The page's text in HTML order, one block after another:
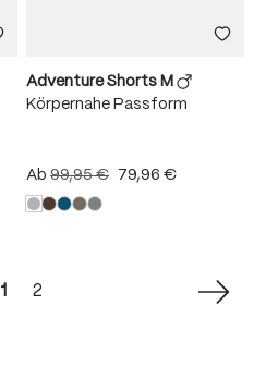
Adventure Shorts M
Körpernahe Passform
Ab 99,95 € 79,96 €
Seite
1 Seite
2